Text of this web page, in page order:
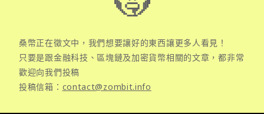
桑幣正在徵文中，我們想要讓好的東西讓更多人看見！
只要是跟金融科技、區塊鏈及加密貨幣相關的文章，都非常
歡迎向我們投稿
投稿信箱： contact@zombit.info